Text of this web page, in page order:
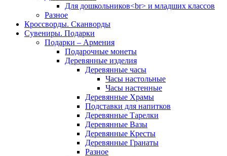
Для дошкольников<br> и младших классов
Разное
Кроссворды. Сканворды
Сувениры. Подарки
Подарки – Армения
Подарочные монеты
Деревянные изделия
Деревянные часы
Часы настольные
Часы настенные
Деревянные Храмы
Подставки для напитков
Деревянные Тарелки
Деревянные Вазы
Деревянные Кресты
Деревянные Гранаты
Разное